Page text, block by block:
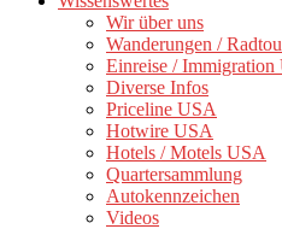
Wir über uns
Wanderungen /
Einreise / Immigration
Diverse Infos
Priceline USA
Hotwire USA
Hotels / Motels USA
Quartersammlung
Autokennzeichen
Videos